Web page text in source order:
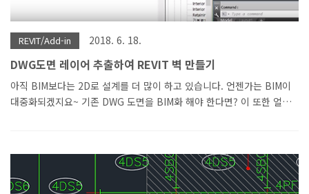
REVIT/Add-in 2018. 6. 18.
DWG도면 레이어 추출하여 REVIT 벽 만들기
아직 BIM보다는 2D로 설계를 더 많이 하고 있습니다. 언젠가는 BIM이
대중화되겠지요~ 기존 DWG 도면을 BIM화 해야 한다면? 이 또한 얼마
다. 이 코드를 이용해서 기둥, 보, 기초도 자동으로 작성되게 만들 계획
입니다.